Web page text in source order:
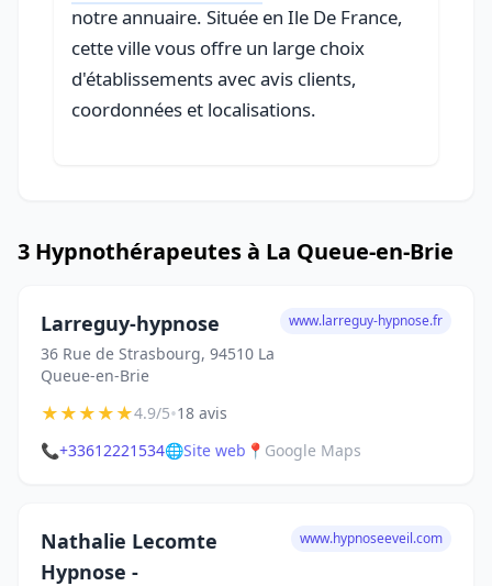
notre annuaire. Située en Ile De France,
cette ville vous offre un large choix
d'établissements avec avis clients,
coordonnées et localisations.
3 Hypnothérapeutes à La Queue-en-Brie
Larreguy-hypnose
36 Rue de Strasbourg, 94510 La
Queue-en-Brie
www.larreguy-hypnose.fr
★★★★★4.9/5•18 avis
📞+33612221534🌐Site web 📍 Google Maps
Nathalie Lecomte
Hypnose -
www.hypnoseeveil.com